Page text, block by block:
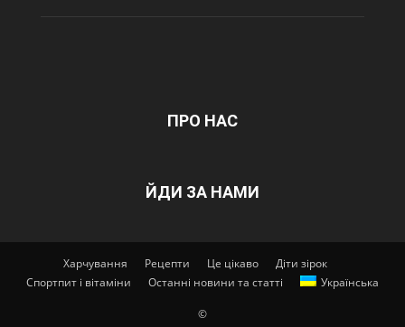
ПРО НАС
ЙДИ ЗА НАМИ
Харчування Рецепти Це цікаво
Діти зірок
Спортпит і вітаміни
Останні новини та статті Українська
©